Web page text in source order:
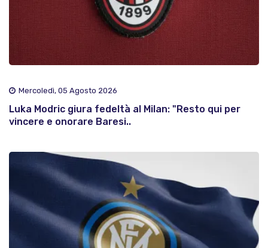
Mercoledì, 05 Agosto 2026
Luka Modric giura fedeltà al Milan: "Resto qui per
vincere e onorare Baresi..